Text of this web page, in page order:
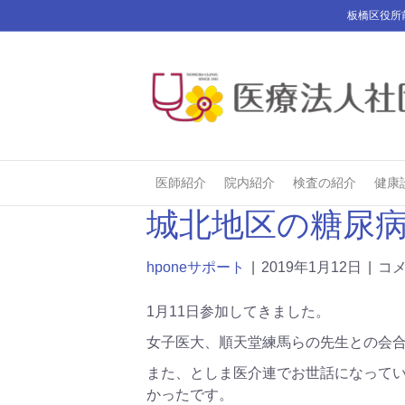
板橋区役所
医師紹介 院内紹介 検査の紹介 健康
城北地区の糖尿
hponeサポート 2019年1月12日 コ
1月11日参加してきました。
女子医大、順天堂練馬らの先生との会
また、としま医介連でお世話になって
かったです。